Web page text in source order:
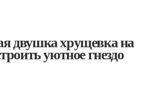
двушка хрущевка на
уютное гнездо